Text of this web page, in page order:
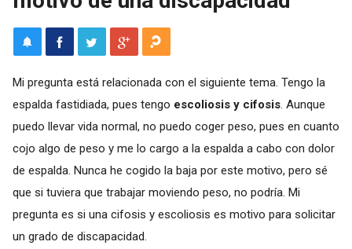
Mi pregunta está relacionada con el siguiente tema. Tengo la
espalda fastidiada, pues tengo escoliosis y cifosis. Aunque
puedo llevar vida normal, no puedo coger peso, pues en cuanto
cojo algo de peso y me lo cargo a la espalda a cabo con dolor
de espalda. Nunca he cogido la baja por este motivo, pero sé
que si tuviera que trabajar moviendo peso, no podría. Mi
pregunta es si una cifosis y escoliosis es motivo para solicitar
un grado de discapacidad.